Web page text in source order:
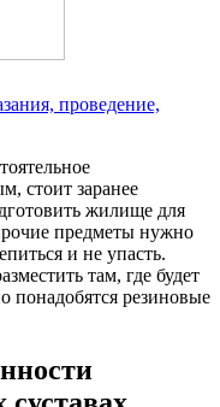
проведение,
стоит заранее
жилище для
предметы нужно
и не упасть.
там, где будет
понадобятся резиновые